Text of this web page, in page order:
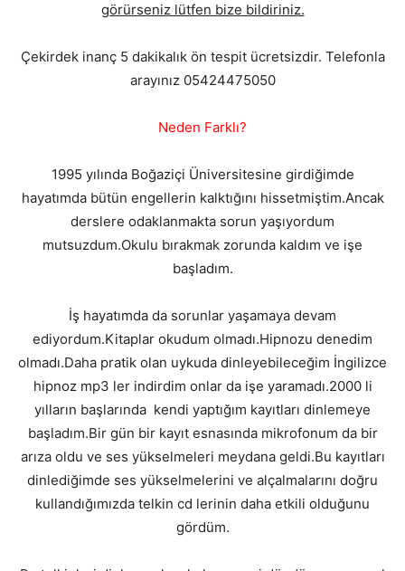
görürseniz lütfen bize bildiriniz.
Çekirdek inanç 5 dakikalık ön tespit ücretsizdir. Telefonla
arayınız 05424475050
Neden Farklı?
1995 yılında Boğaziçi Üniversitesine girdiğimde
hayatımda bütün engellerin kalktığını hissetmiştim.Ancak
derslere odaklanmakta sorun yaşıyordum
mutsuzdum.Okulu bırakmak zorunda kaldım ve işe
başladım.
İş hayatımda da sorunlar yaşamaya devam
ediyordum.Kitaplar okudum olmadı.Hipnozu denedim
olmadı.Daha pratik olan uykuda dinleyebileceğim İngilizce
hipnoz mp3 ler indirdim onlar da işe yaramadı.2000 li
yılların başlarında kendi yaptığım kayıtları dinlemeye
başladım.Bir gün bir kayıt esnasında mikrofonum da bir
arıza oldu ve ses yükselmeleri meydana geldi.Bu kayıtları
dinlediğimde ses yükselmelerini ve alçalmalarını doğru
kullandığımızda telkin cd lerinin daha etkili olduğunu
gördüm.